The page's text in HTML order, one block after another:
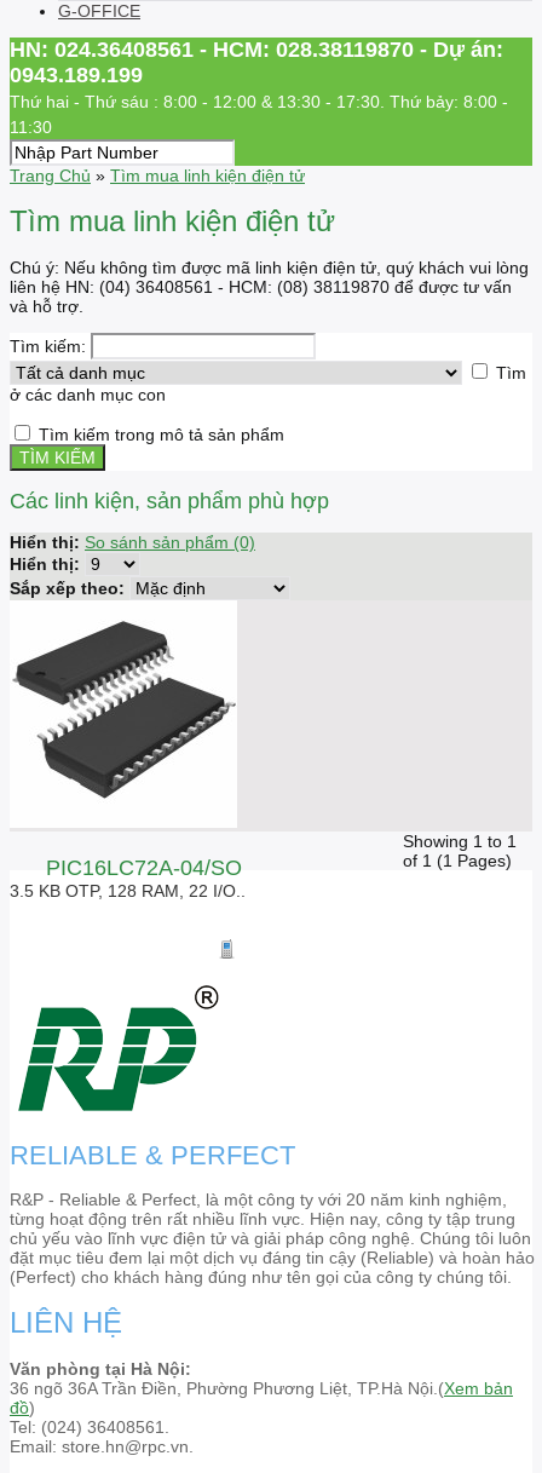
G-OFFICE
HN: 024.36408561 - HCM: 028.38119870 - Dự án:
0943.189.199
Thứ hai - Thứ sáu : 8:00 - 12:00 & 13:30 - 17:30. Thứ bảy: 8:00 -
11:30
Trang Chủ » Tìm mua linh kiện điện tử
Tìm mua linh kiện điện tử
Chú ý: Nếu không tìm được mã linh kiện điện tử, quý khách vui lòng
liên hệ HN: (04) 36408561 - HCM: (08) 38119870 để được tư vấn
và hỗ trợ.
Tìm kiếm:
Tìm
ở các danh mục con
Tìm kiếm trong mô tả sản phẩm
Các linh kiện, sản phẩm phù hợp
Hiển thị: So sánh sản phẩm (0)
Hiển thị:
Sắp xếp theo:
PIC16LC72A-04/SO
3.5 KB OTP, 128 RAM, 22 I/O..
Showing 1 to 1
of 1 (1 Pages)
RELIABLE & PERFECT
R&P - Reliable & Perfect, là một công ty với 20 năm kinh nghiệm,
từng hoạt động trên rất nhiều lĩnh vực. Hiện nay, công ty tập trung
chủ yếu vào lĩnh vực điện tử và giải pháp công nghệ. Chúng tôi luôn
đặt mục tiêu đem lại một dịch vụ đáng tin cậy (Reliable) và hoàn hảo
(Perfect) cho khách hàng đúng như tên gọi của công ty chúng tôi.
LIÊN HỆ
Văn phòng tại Hà Nội:
36 ngõ 36A Trần Điền, Phường Phương Liệt, TP.Hà Nội.(Xem bản
đồ)
Tel: (024) 36408561.
Email: store.hn@rpc.vn.